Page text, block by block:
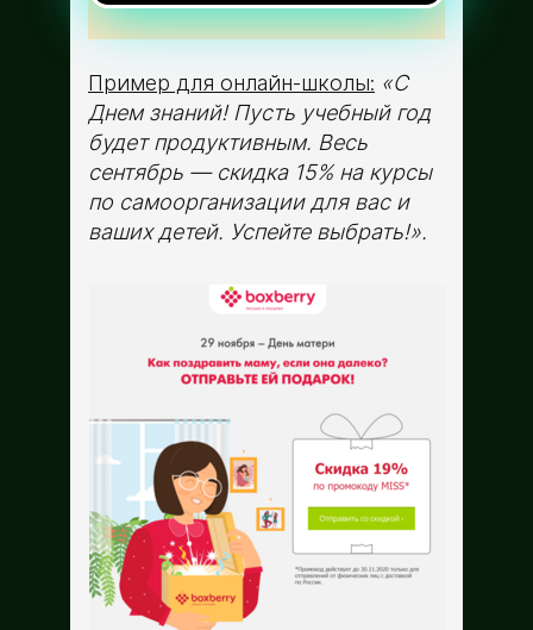
Пример для онлайн-школы: «С
Днем знаний! Пусть учебный год
будет продуктивным. Весь
сентябрь — скидка 15% на курсы
по самоорганизации для вас и
ваших детей. Успейте выбрать!».